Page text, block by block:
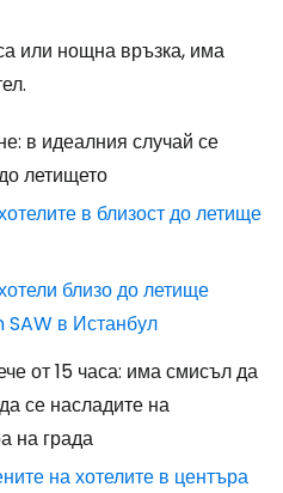
или нощна връзка, има
в идеалния случай се
летището
в близост до летище
близо до летище
в Истанбул
от 15 часа: има смисъл да
се насладите на
на града
на хотелите в центъра